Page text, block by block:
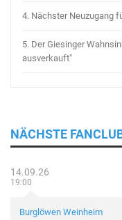
4. Nächster Neuzugang
5. Der Giesinger
ausverkauft"
NÄCHSTE
14.09.26
19:00
Burglöwen Weinheim